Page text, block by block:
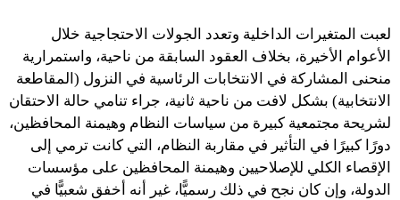
لعبت المتغيرات الداخلية وتعدد الجولات الاحتجاجية خلال
الأعوام الأخيرة، بخلاف العقود السابقة من ناحية، واستمرارية
منحنى المشاركة في الانتخابات الرئاسية في النزول (المقاطعة
الانتخابية) بشكل لافت من ناحية ثانية، جراء تنامي حالة الاحتقان
لشريحة مجتمعية كبيرة من سياسات النظام وهيمنة المحافظين،
دورًا كبيرًا في التأثير في مقاربة النظام، التي كانت ترمي إلى
الإقصاء الكلي للإصلاحيين وهيمنة المحافظين على مؤسسات
الدولة، وإن كان نجح في ذلك رسميًّا، غير أنه أخفق شعبيًّا في